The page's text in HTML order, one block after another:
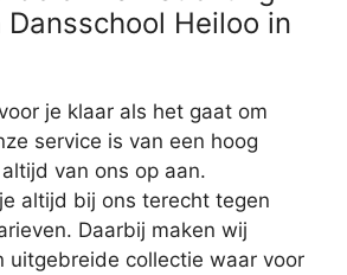
Heiloo in
je klaar als het gaat om
service is van een hoog
van ons op aan.
altijd bij ons terecht tegen
Daarbij maken wij
uitgebreide collectie waar voor